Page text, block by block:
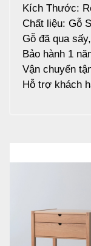
Kích Thước:
Chất liệu: Gỗ
Gỗ đã qua
Bảo hành 1
Vận chuyển
Hỗ trợ khách